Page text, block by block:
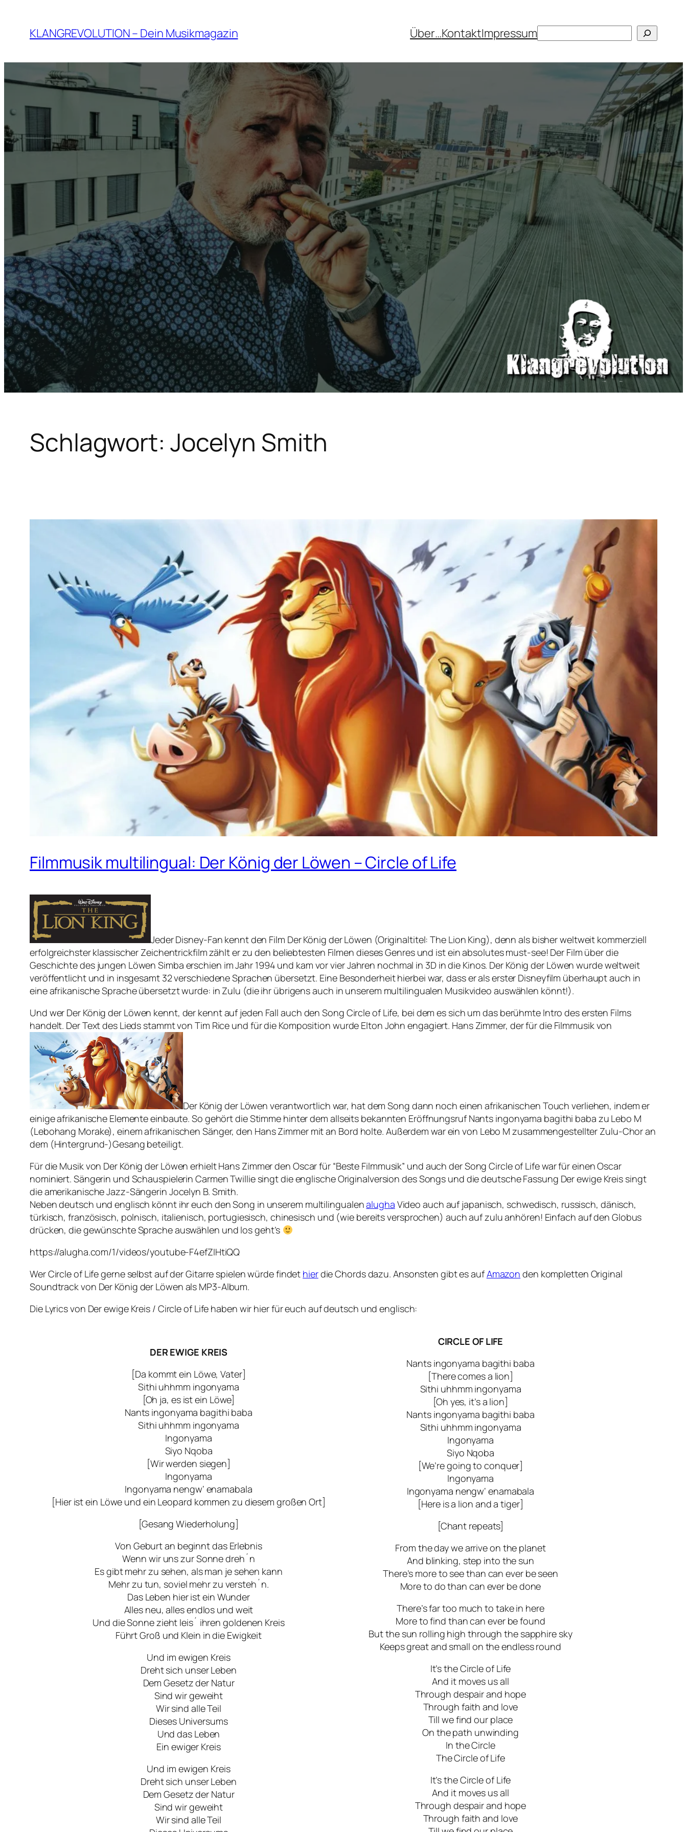
Inhalt
springen
KLANGREVOLUTION – Dein Musikmagazin Über…KontaktImpressum
Schlagwort: Jocelyn Smith
Filmmusik multilingual: Der König der Löwen – Circle of Life
Jeder Disney-Fan kennt den Film Der König der Löwen (Originaltitel:The Lion King), denn als bisher weltweit kommerziell
erfolgreichster klassischer Zeichentrickfilm zählt er zu den beliebtesten Filmen dieses Genres und ist ein absolutes must-see! Der Film über die
Geschichte des jungen Löwen Simba erschien im Jahr 1994 und kam vor vier Jahren nochmal in 3D in die Kinos. Der König der Löwen wurde weltweit
veröffentlicht und in insgesamt 32 verschiedene Sprachen übersetzt. Eine Besonderheit hierbei war, dass er als erster Disneyfilm überhaupt auch in
eine afrikanische Sprache übersetzt wurde: in Zulu (die ihr übrigens auch in unserem multilingualen Musikvideo auswählen könnt!).
Und wer Der König der Löwen kennt, der kennt auf jeden Fall auch den Song Circle of Life, bei dem es sich um das berühmte Intro des ersten Films
handelt. Der Text des Lieds stammt von Tim Rice und für die Komposition wurde Elton John engagiert. Hans Zimmer, der für die Filmmusik von
Der König der Löwen verantwortlich war, hat dem Song dann noch einen afrikanischen Touch verliehen, indem er
einige afrikanische Elemente einbaute. So gehört die Stimme hinter dem allseits bekannten Eröffnungsruf Nants ingonyama bagithi baba zu Lebo M
(Lebohang Morake), einem afrikanischen Sänger, den Hans Zimmer mit an Bord holte. Außerdem war ein von Lebo M zusammengestellter Zulu-Chor an
dem (Hintergrund-)Gesang beteiligt.
Für die Musik von Der König der Löwen erhielt Hans Zimmer den Oscar für “Beste Filmmusik” und auch der SongCircle of Lifewar für einen Oscar
nominiert. Sängerin und Schauspielerin Carmen Twillie singt die englische Originalversion des Songs und die deutsche Fassung Der ewige Kreis singt
die amerikanische Jazz-Sängerin Jocelyn B. Smith.
Neben deutsch und englisch könnt ihr euch den Song in unserem multilingualenalugha Video auch auf japanisch, schwedisch, russisch, dänisch,
türkisch, französisch, polnisch, italienisch, portugiesisch, chinesisch und (wie bereits versprochen) auch auf zulu anhören! Einfach auf den Globus
drücken, die gewünschte Sprache auswählen und los geht’s
https://alugha.com/1/videos/youtube-F4efZIHtiQQ
WerCircle of Lifegerne selbst auf der Gitarre spielen würde findet hierdie Chords dazu. Ansonsten gibt es aufAmazon den kompletten Original
Soundtrack von Der König der Löwen als MP3-Album.
Die Lyrics von Der ewige Kreis / Circle of Life haben wir hier für euch auf deutsch und englisch:
DER EWIGE KREIS
[Da kommt ein Löwe, Vater]
Sithi uhhmm ingonyama
[Oh ja, es ist ein Löwe]
Nants ingonyama bagithi baba
Sithi uhhmm ingonyama
Ingonyama
Siyo Nqoba
[Wir werden siegen]
Ingonyama
Ingonyama nengw‘ enamabala
[Hier ist ein Löwe und ein Leopard kommen zu diesem großen Ort]
[Gesang Wiederholung]
Von Geburt an beginnt das Erlebnis
Wenn wir uns zur Sonne dreh´n
Es gibt mehr zu sehen, als man je sehen kann
Mehr zu tun, soviel mehr zu versteh´n.
Das Leben hier ist ein Wunder
Alles neu, alles endlos und weit
Und die Sonne zieht leis´ ihren goldenen Kreis
Führt Groß und Klein in die Ewigkeit
Und im ewigen Kreis
Dreht sich unser Leben
Dem Gesetz der Natur
Sind wir geweiht
Wir sind alle Teil
Dieses Universums
Und das Leben
Ein ewiger Kreis
Und im ewigen Kreis
Dreht sich unser Leben
Dem Gesetz der Natur
Sind wir geweiht
Wir sind alle Teil
CIRCLE OF LIFE
Nants ingonyama bagithi baba
[There comes a lion]
Sithi uhhmm ingonyama
[Oh yes, it’s a lion]
Nants ingonyama bagithi baba
Sithi uhhmm ingonyama
Ingonyama
Siyo Nqoba
[We’re going to conquer]
Ingonyama
Ingonyama nengw‘ enamabala
[Here is a lion and a tiger]
[Chant repeats]
From the day we arrive on the planet
And blinking, step into the sun
There’s more to see than can ever be seen
More to do than can ever be done
There’s far too much to take in here
More to find than can ever be found
But the sun rolling high through the sapphire sky
Keeps great and small on the endless round
It’s the Circle of Life
And it moves us all
Through despair and hope
Through faith and love
Till we find our place
On the path unwinding
In the Circle
The Circle of Life
It’s the Circle of Life
And it moves us all
Through despair and hope
Through faith and love